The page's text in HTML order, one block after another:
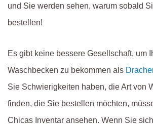
und Sie werden sehen, warum sobald
bestellen!
Es gibt keine bessere Gesellschaft, um
Waschbecken zu bekommen als
Sie Schwierigkeiten haben, die Art von
finden, die Sie bestellen möchten,
Chicas Inventar ansehen. Wenn Sie